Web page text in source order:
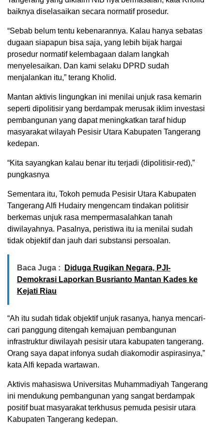
baiknya diselasaikan secara normatif prosedur.
“Sebab belum tentu kebenarannya. Kalau hanya sebatas
dugaan siapapun bisa saja, yang lebih bijak hargai
prosedur normatif kelembagaan dalam langkah
menyelesaikan. Dan kami selaku DPRD sudah
menjalankan itu,” terang Kholid.
Mantan aktivis lingungkan ini menilai unjuk rasa kemarin
seperti dipolitisir yang berdampak merusak iklim investasi
pembangunan yang dapat meningkatkan taraf hidup
masyarakat wilayah Pesisir Utara Kabupaten Tangerang
kedepan.
“Kita sayangkan kalau benar itu terjadi (dipolitisir-red),”
pungkasnya
Sementara itu, Tokoh pemuda Pesisir Utara Kabupaten
Tangerang Alfi Hudairy mengencam tindakan politisir
berkemas unjuk rasa mempermasalahkan tanah
diwilayahnya. Pasalnya, peristiwa itu ia menilai sudah
tidak objektif dan jauh dari substansi persoalan.
Baca Juga :
Diduga Rugikan Negara, PJI-
Demokrasi Laporkan Busrianto Mantan Kades ke
Kejati Riau
“Ah itu sudah tidak objektif unjuk rasanya, hanya mencari-
cari panggung ditengah kemajuan pembangunan
infrastruktur diwilayah pesisir utara kabupaten tangerang.
Orang saya dapat infonya sudah diakomodir aspirasinya,”
kata Alfi kepada wartawan.
Aktivis mahasiswa Universitas Muhammadiyah Tangerang
ini mendukung pembangunan yang sangat berdampak
positif buat masyarakat terkhusus pemuda pesisir utara
Kabupaten Tangerang kedepan.